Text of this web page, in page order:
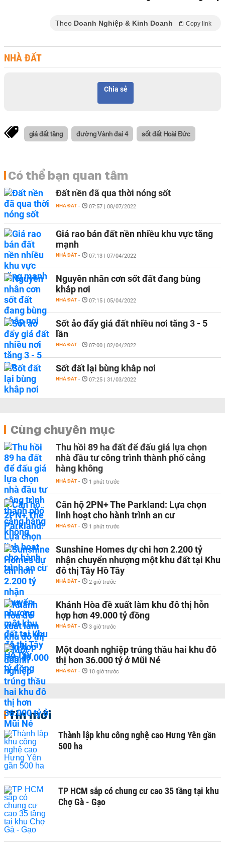
Theo Doanh Nghiệp & Kinh Doanh Copy link
NHÀ ĐẤT
Chia sẻ
giá đất tăng đường Vành đai 4 sốt đất Hoài Đức
Có thể bạn quan tâm
Đất nền đã qua thời nóng sốt
NHÀ ĐẤT - 07:57 | 08/07/2022
Giá rao bán đất nền nhiều khu vực tăng
mạnh
NHÀ ĐẤT - 07:13 | 07/04/2022
Nguyên nhân cơn sốt đất đang bùng
khắp nơi
NHÀ ĐẤT - 07:15 | 05/04/2022
Sốt ảo đẩy giá đất nhiều nơi tăng 3 - 5
lần
NHÀ ĐẤT - 07:00 | 02/04/2022
Sốt đất lại bùng khắp nơi
NHÀ ĐẤT - 07:25 | 31/03/2022
Cùng chuyên mục
Thu hồi 89 ha đất để đấu giá lựa chọn
nhà đầu tư công trình thành phố cảng
hàng không
NHÀ ĐẤT - 1 phút trước
Căn hộ 2PN+ The Parkland: Lựa chọn
linh hoạt cho hành trình an cư
NHÀ ĐẤT - 1 phút trước
Sunshine Homes dự chi hơn 2.200 tỷ
nhận chuyển nhượng một khu đất tại Khu
đô thị Tây Hồ Tây
NHÀ ĐẤT - 2 giờ trước
Khánh Hòa đề xuất làm khu đô thị hỗn
hợp hơn 49.000 tỷ đồng
NHÀ ĐẤT - 3 giờ trước
Một doanh nghiệp trúng thầu hai khu đô
thị hơn 36.000 tỷ ở Mũi Né
NHÀ ĐẤT - 10 giờ trước
Tin mới
Thành lập khu công nghệ cao Hưng Yên gần
500 ha
TP HCM sắp có chung cư cao 35 tầng tại khu
Chợ Gà - Gạo